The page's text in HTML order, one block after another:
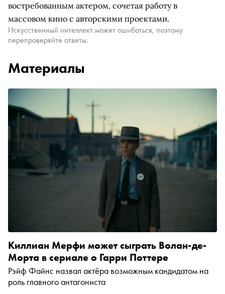
востребованным актером, сочетая работу в
массовом кино с авторскими проектами.
Искусственный интеллект может ошибаться, поэтому
перепроверяйте ответы.
Материалы
Киллиан Мерфи может сыграть Волан-де-
Морта в сериале о Гарри Поттере
Рэйф Файнс назвал актёра возможным кандидатом на
роль главного антагониста